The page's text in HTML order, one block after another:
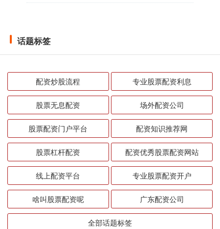
话题标签
配资炒股流程 专业股票配资利息
股票无息配资 场外配资公司
股票配资门户平台 配资知识推荐网
股票杠杆配资 配资优秀股票配资网站
线上配资平台 专业股票配资开户
啥叫股票配资呢 广东配资公司
全部话题标签